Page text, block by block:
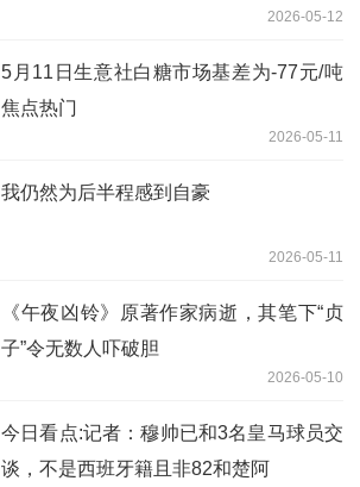
2026-05-12
5月11日生意社白糖市场基差为-77元/吨
焦点热门
2026-05-11
我仍然为后半程感到自豪
2026-05-11
《午夜凶铃》原著作家病逝，其笔下“贞
子”令无数人吓破胆
2026-05-10
今日看点:记者：穆帅已和3名皇马球员交
谈，不是西班牙籍且非82和楚阿